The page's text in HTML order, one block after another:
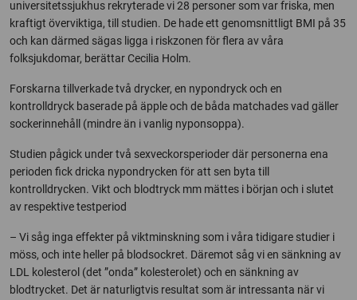
universitetssjukhus rekryterade vi 28 personer som var friska, men
kraftigt överviktiga, till studien. De hade ett genomsnittligt BMI på 35
och kan därmed sägas ligga i riskzonen för flera av våra
folksjukdomar, berättar Cecilia Holm.
Forskarna tillverkade två drycker, en nypondryck och en
kontrolldryck baserade på äpple och de båda matchades vad gäller
sockerinnehåll (mindre än i vanlig nyponsoppa).
Studien pågick under två sexveckorsperioder där personerna ena
perioden fick dricka nypondrycken för att sen byta till
kontrolldrycken. Vikt och blodtryck mm mättes i början och i slutet
av respektive testperiod
– Vi såg inga effekter på viktminskning som i våra tidigare studier i
möss, och inte heller på blodsockret. Däremot såg vi en sänkning av
LDL kolesterol (det ”onda” kolesterolet) och en sänkning av
blodtrycket. Det är naturligtvis resultat som är intressanta när vi